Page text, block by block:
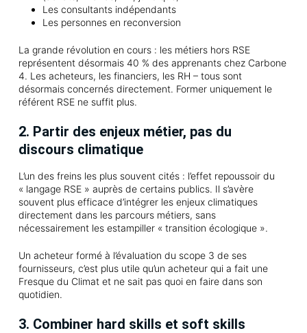
Les consultants indépendants
Les personnes en reconversion
La grande révolution en cours : les métiers hors RSE
représentent désormais 40 % des apprenants chez Carbone
4. Les acheteurs, les financiers, les RH – tous sont
désormais concernés directement. Former uniquement le
référent RSE ne suffit plus.
2. Partir des enjeux métier, pas du
discours climatique
L’un des freins les plus souvent cités : l’effet repoussoir du
« langage RSE » auprès de certains publics. Il s’avère
souvent plus efficace d’intégrer les enjeux climatiques
directement dans les parcours métiers, sans
nécessairement les estampiller « transition écologique ».
Un acheteur formé à l’évaluation du scope 3 de ses
fournisseurs, c’est plus utile qu’un acheteur qui a fait une
Fresque du Climat et ne sait pas quoi en faire dans son
quotidien.
3. Combiner hard skills et soft skills